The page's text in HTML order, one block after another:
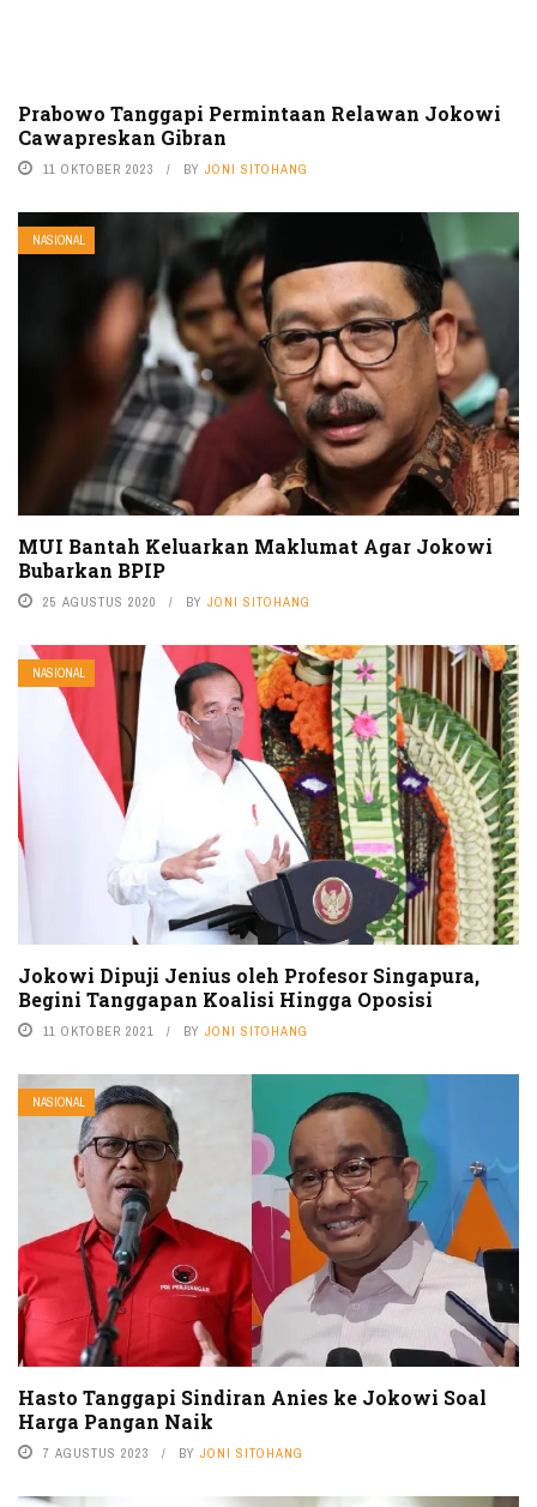
Prabowo Tanggapi Permintaan Relawan Jokowi
Cawapreskan Gibran
11 OKTOBER 2023 BY JONI SITOHANG
NASIONAL
MUI Bantah Keluarkan Maklumat Agar Jokowi
Bubarkan BPIP
25 AGUSTUS 2020 BY JONI SITOHANG
NASIONAL
Jokowi Dipuji Jenius oleh Profesor Singapura,
Begini Tanggapan Koalisi Hingga Oposisi
11 OKTOBER 2021 BY JONI SITOHANG
NASIONAL
Hasto Tanggapi Sindiran Anies ke Jokowi Soal
Harga Pangan Naik
7 AGUSTUS 2023 BY JONI SITOHANG